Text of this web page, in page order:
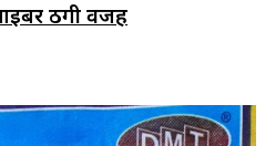
ठगी वजह